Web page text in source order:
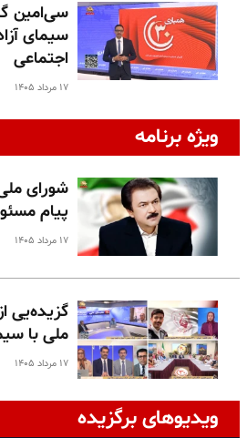
سی‌امین
سیمای
اجتماعی
۱۷ مرداد ۱۴۰۵
ویژه برنامه
شورای
پیام مسئول
۱۷ مرداد ۱۴۰۵
گزیده‌یی
ملی با
۱۷ مرداد ۱۴۰۵
ویدیوهای برگزیده